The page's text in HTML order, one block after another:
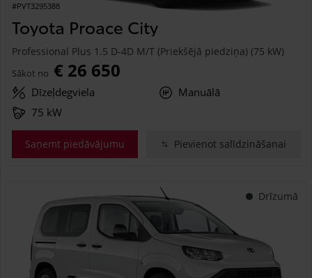
#PVT3295388
Toyota Proace City
Professional Plus 1.5 D-4D M/T (Priekšējā piedziņa) (75 kW)
Sākot no € 26 650
Dīzeļdegviela
Manuālā
75 kW
Saņemt piedāvājumu Pievienot salīdzināšanai
Drīzumā